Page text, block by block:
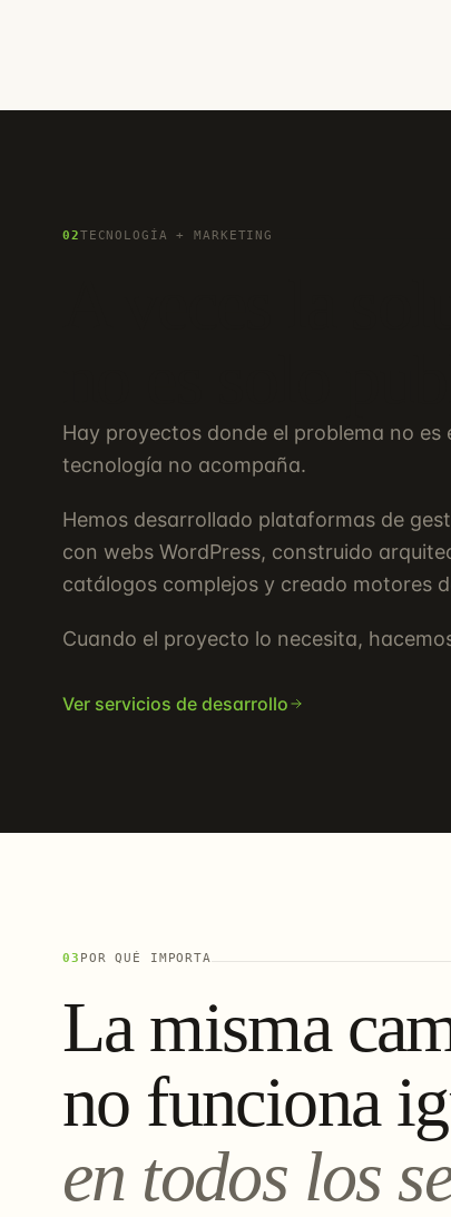
02TECNOLOGÍA + MARKETING
Hay proyectos donde el problema no
tecnología no acompaña.
Hemos desarrollado plataformas de
con webs WordPress, construido
catálogos complejos y creado motores
Cuando el proyecto lo necesita,
Ver servicios de desarrollo
03 POR QUÉ IMPORTA
La misma
no funciona
en todos los